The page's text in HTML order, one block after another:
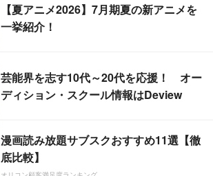
【夏アニメ2026】7月期夏の新アニメを
一挙紹介！
芸能界を志す10代～20代を応援！ オー
ディション・スクール情報はDeview
漫画読み放題サブスクおすすめ11選【徹
底比較】